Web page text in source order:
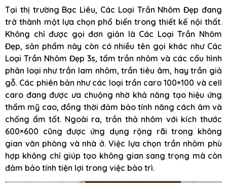
Tại thị trường Bạc Liêu, Các Loại Trần Nhôm Đẹp đang
trở thành một lựa chọn phổ biến trong thiết kế nội thất.
Không chỉ được gọi đơn giản là Các Loại Trần Nhôm
Đẹp, sản phẩm này còn có nhiều tên gọi khác như Các
Loại Trần Nhôm Đẹp 3s, tấm trần nhôm và các cấu hình
phân loại như trần lam nhôm, trần tiêu âm, hay trần giả
gỗ. Các phiên bản như các loại trần caro 100×100 và cell
caro đang được ưa chuộng nhờ khả năng tạo hiệu ứng
thẩm mỹ cao, đồng thời đảm bảo tính năng cách âm và
chống ẩm tốt. Ngoài ra, trần thả nhôm với kích thước
600×600 cũng được ứng dụng rộng rãi trong không
gian văn phòng và nhà ở. Việc lựa chọn trần nhôm phù
hợp không chỉ giúp tạo không gian sang trọng mà còn
đảm bảo tính tiện lợi trong việc bảo trì.